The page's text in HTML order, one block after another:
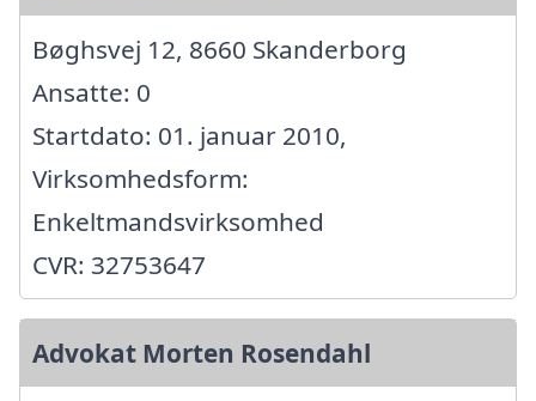
Bøghsvej 12, 8660 Skanderborg
Ansatte: 0
Startdato: 01. januar 2010,
Virksomhedsform:
Enkeltmandsvirksomhed
CVR: 32753647
Advokat Morten Rosendahl